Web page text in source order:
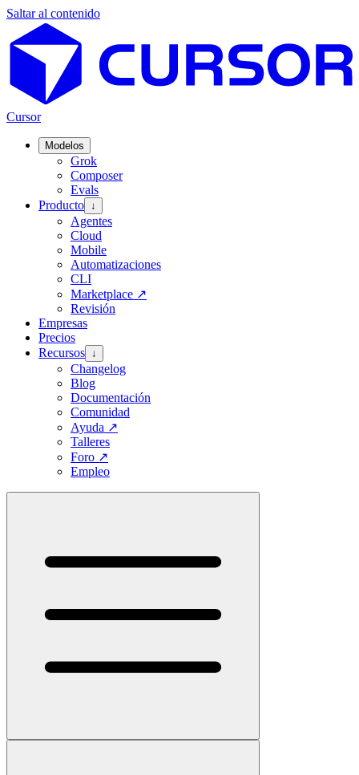
Saltar al contenido
Cursor
Modelos
Grok
Composer
Evals
Producto ↓
Agentes
Cloud
Mobile
Automatizaciones
CLI
Marketplace ↗
Revisión
Empresas
Precios
Recursos ↓
Changelog
Blog
Documentación
Comunidad
Ayuda ↗
Talleres
Foro ↗
Empleo